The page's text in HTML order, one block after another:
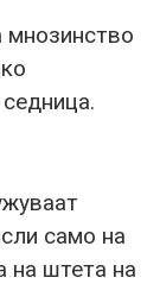
само на
на штета на